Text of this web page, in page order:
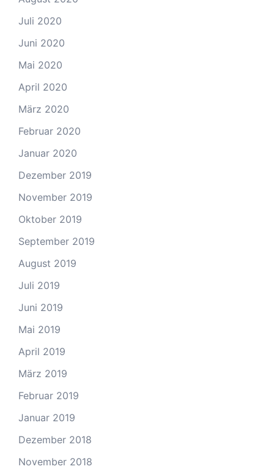
Juli 2020
Juni 2020
Mai 2020
April 2020
März 2020
Februar 2020
Januar 2020
Dezember 2019
November 2019
Oktober 2019
September 2019
August 2019
Juli 2019
Juni 2019
Mai 2019
April 2019
März 2019
Februar 2019
Januar 2019
Dezember 2018
November 2018